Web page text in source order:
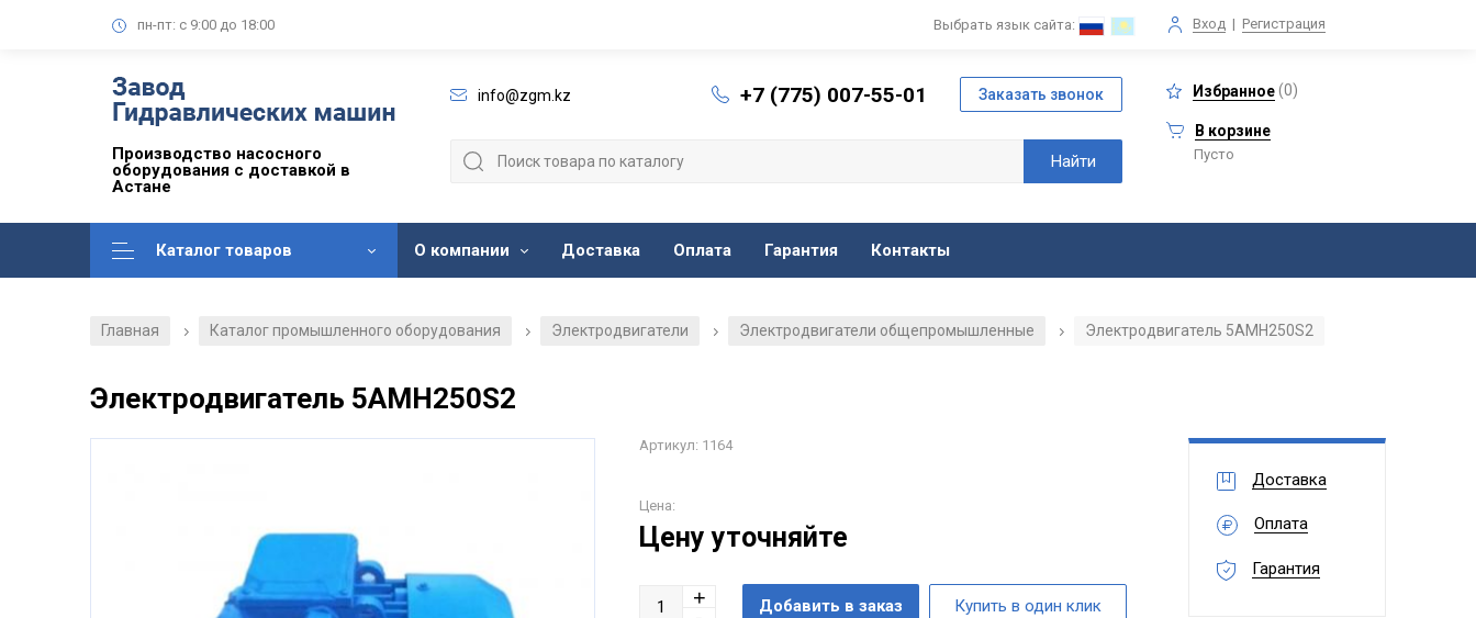
пн-пт: с 9:00 до 18:00 Вход | Регистрация
Выбрать язык сайта:
Производство насосного
оборудования с доставкой в
Астане
info@zgm.kz +7 (775) 007-55-01 Избранное(0)
В корзине
Пусто
Каталог товаров О компании Доставка Оплата Гарантия Контакты
Главная / Каталог промышленного оборудования / Электродвигатели / Электродвигатели общепромышленные / Электродвигатель 5АМН250S2
Электродвигатель 5АМН250S2
Артикул: 1164
Цена:
Цену уточняйте
Доставка
Оплата
Гарантия